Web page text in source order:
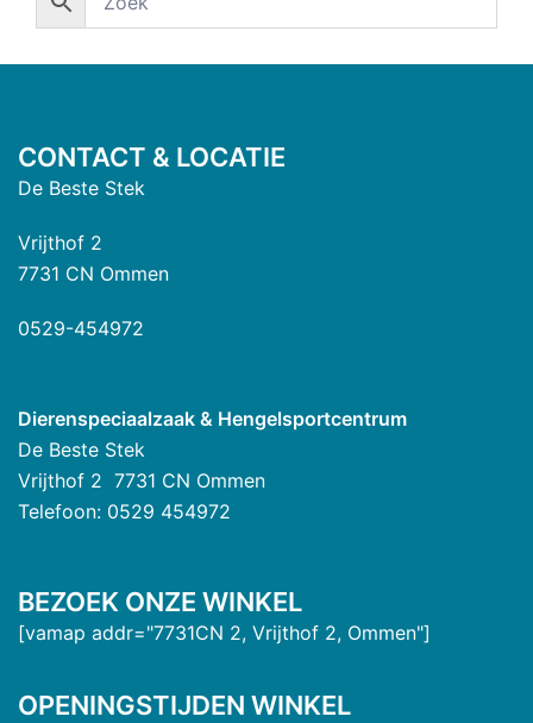
CONTACT & LOCATIE
De Beste Stek
Vrijthof 2
7731 CN Ommen
0529-454972
Dierenspeciaalzaak & Hengelsportcentrum
De Beste Stek
Vrijthof 2 7731 CN Ommen
Telefoon: 0529 454972
BEZOEK ONZE WINKEL
[vamap addr="7731CN 2, Vrijthof 2, Ommen"]
OPENINGSTIJDEN WINKEL